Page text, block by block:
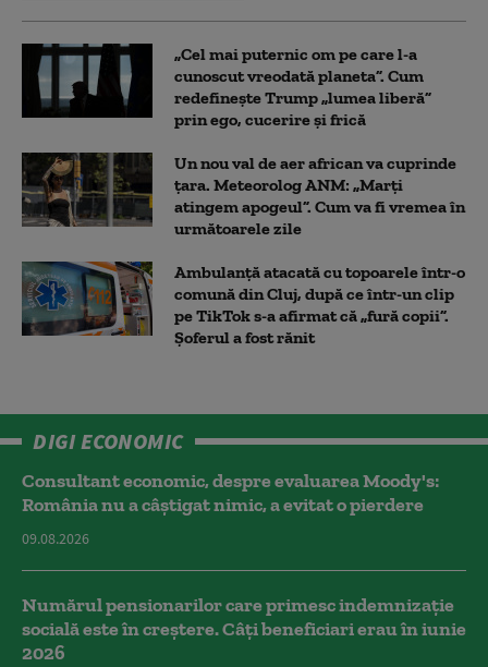
„Cel mai puternic om pe care l-a
cunoscut vreodată planeta”. Cum
redefinește Trump „lumea liberă”
prin ego, cucerire și frică
Un nou val de aer african va cuprinde
țara. Meteorolog ANM: „Marți
atingem apogeul”. Cum va fi vremea în
următoarele zile
Ambulanţă atacată cu topoarele într-o
comună din Cluj, după ce într-un clip
pe TikTok s-a afirmat că „fură copii”.
Șoferul a fost rănit
DIGI ECONOMIC
Consultant economic, despre evaluarea Moody's:
România nu a câştigat nimic, a evitat o pierdere
09.08.2026
Numărul pensionarilor care primesc indemnizaţie
socială este în creștere. Câți beneficiari erau în iunie
2026